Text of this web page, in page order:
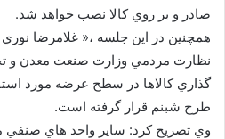
صادر و بر روي كالا نصب خواهد شد.
همچنين در اين جلسه ،‌« غلامرضا
نظارت مردمي وزارت صنعت معدن و
گذاري كالاها در سطح عرضه مورد
طرح شبنم قرار گرفته است.
وي تصريح كرد: ساير واحد هاي صنفي